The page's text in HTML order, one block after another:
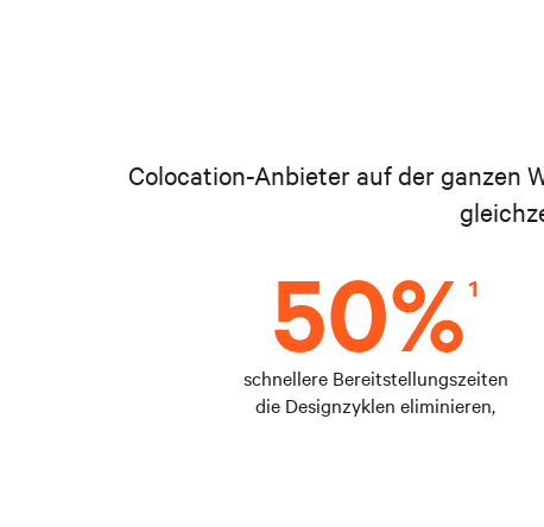
Colocation-Anbieter auf der ganzen
schnellere Bereitstellungszeiten
die Designzyklen eliminieren,